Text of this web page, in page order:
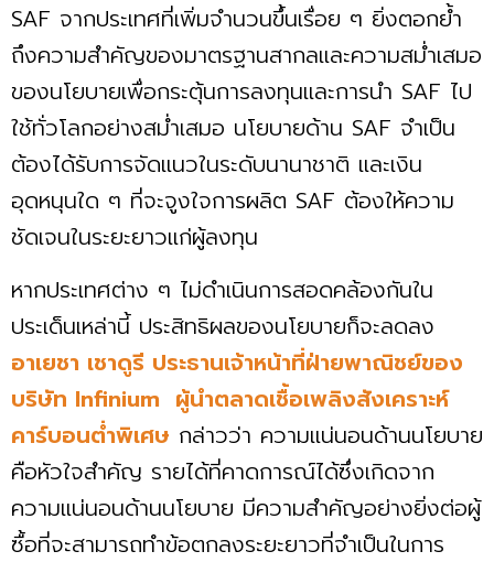
SAF จากประเทศที่เพิ่มจำนวนขึ้นเรื่อย ๆ ยิ่งตอกย้ำ
ถึงความสำคัญของมาตรฐานสากลและความสม่ำเสมอ
ของนโยบายเพื่อกระตุ้นการลงทุนและการนำ SAF ไป
ใช้ทั่วโลกอย่างสม่ำเสมอ นโยบายด้าน SAF จำเป็น
ต้องได้รับการจัดแนวในระดับนานาชาติ และเงิน
อุดหนุนใด ๆ ที่จะจูงใจการผลิต SAF ต้องให้ความ
ชัดเจนในระยะยาวแก่ผู้ลงทุน
หากประเทศต่าง ๆ ไม่ดำเนินการสอดคล้องกันใน
ประเด็นเหล่านี้ ประสิทธิผลของนโยบายก็จะลดลง
อาเยชา เชาดูรี ประธานเจ้าหน้าที่ฝ่ายพาณิชย์ของ
บริษัท Infinium ผู้นำตลาดเชื้อเพลิงสังเคราะห์
คาร์บอนต่ำพิเศษ กล่าวว่า ความแน่นอนด้านนโยบาย
คือหัวใจสำคัญ รายได้ที่คาดการณ์ได้ซึ่งเกิดจาก
ความแน่นอนด้านนโยบาย มีความสำคัญอย่างยิ่งต่อผู้
ซื้อที่จะสามารถทำข้อตกลงระยะยาวที่จำเป็นในการ